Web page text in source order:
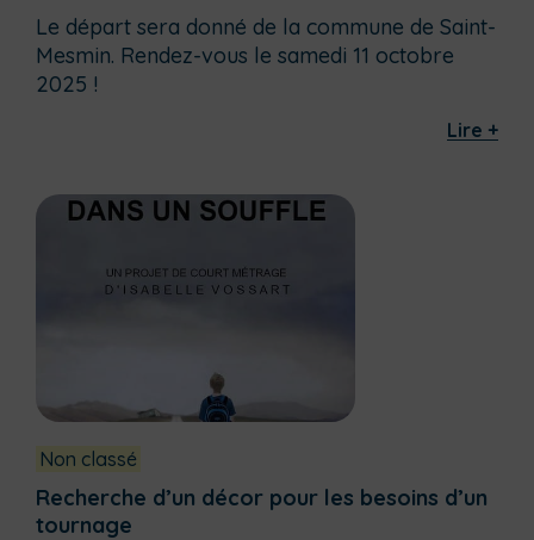
Le départ sera donné de la commune de Saint-
Mesmin. Rendez-vous le samedi 11 octobre
2025 !
Lire +
Non classé
Recherche d’un décor pour les besoins d’un
tournage